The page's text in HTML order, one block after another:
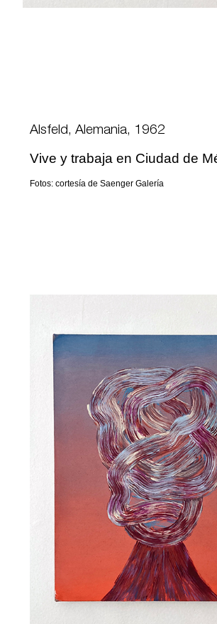
Alsfeld, Alemania, 1962
Vive y trabaja en Ciudad de
Fotos: cortesía de Saenger Galería